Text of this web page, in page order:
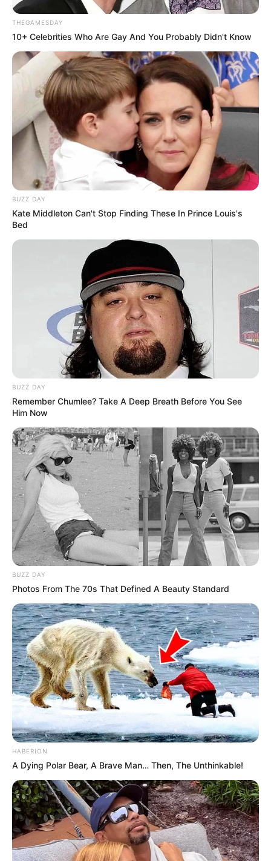
THEGAMESDAY
10+ Celebrities Who Are Gay And You Probably Didn't Know
BUZZ DAY
Kate Middleton Can't Stop Finding These In Prince Louis's
Bed
BUZZ DAY
Remember Chumlee? Take A Deep Breath Before You See
Him Now
BUZZ DAY
Photos From The 70s That Defined A Beauty Standard
HABERION
A Dying Polar Bear, A Brave Man… Then, The Unthinkable!